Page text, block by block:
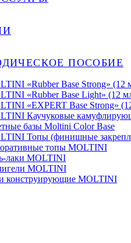
ПОСОБИЕ
«Rubber Base Strong» (12
«Rubber Base Light» (12
«EXPERT Base Strong»
Каучуковые
базы Moltini Color Base
Топы (финишные
топы MOLTINI
лаки MOLTINI
MOLTINI
конструирующие MOLTINI